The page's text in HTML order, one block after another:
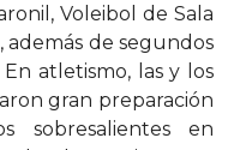
Voleibol de Sala
de segundos
En atletismo, las y los
gran preparación
sobresalientes en